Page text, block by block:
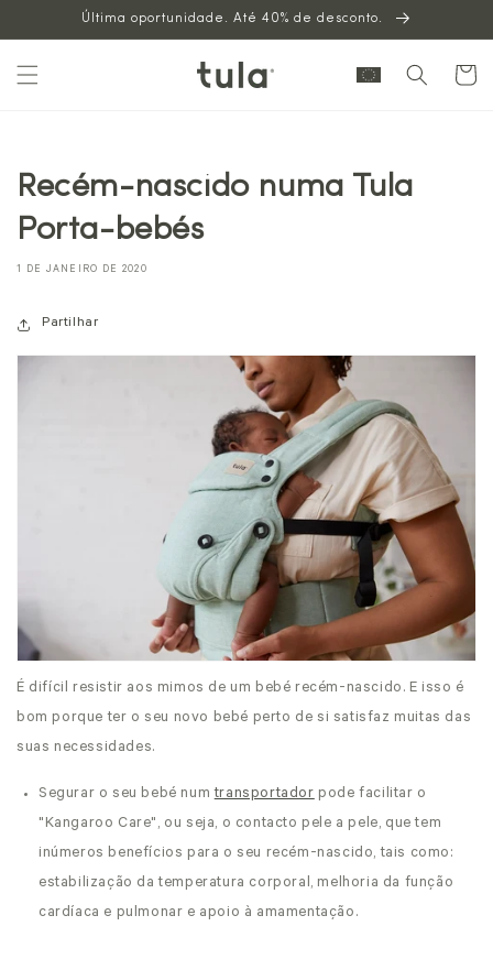
Última oportunidade. Até 40% de desconto.
Carrinho
Recém-nascido numa Tula
Porta-bebés
1 DE JANEIRO DE 2020
Partilhar
É difícil resistir aos mimos de um bebé recém-nascido. E isso é
bom porque ter o seu novo bebé perto de si satisfaz muitas das
suas necessidades.
Segurar o seu bebé numtransportadorpode facilitar o
"Kangaroo Care", ou seja, o contacto pele a pele, que tem
inúmeros benefícios para o seu recém-nascido, tais como:
estabilização da temperatura corporal, melhoria da função
cardíaca e pulmonar e apoio à amamentação.